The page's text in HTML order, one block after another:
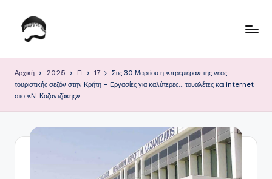
Μετάβαση
ο
Κ
α
θ
Αρχική 2025 Π 17
Στις 30 Μαρτίου η «πρεμιέρα» της νέας
τουριστικής σεζόν στην Κρήτη – Εργασίες για καλύτερες… τουαλέτες και internet
στο «Ν. Καζαντζάκης»